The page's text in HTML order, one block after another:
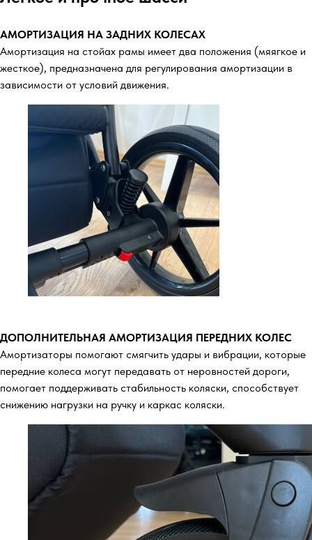
АМОРТИЗАЦИЯ НА ЗАДНИХ КОЛЕСАХ
Амортизация на стойах рамы имеет два положения (мяягкое и
жесткое), предназначена для регулирования амортизации в
зависимости от условий движения.
ДОПОЛНИТЕЛЬНАЯ АМОРТИЗАЦИЯ ПЕРЕДНИХ КОЛЕС
Амортизаторы помогают смягчить удары и вибрации, которые
передние колеса могут передавать от неровностей дороги,
помогает поддерживать стабильность коляски, способствует
снижению нагрузки на ручку и каркас коляски.